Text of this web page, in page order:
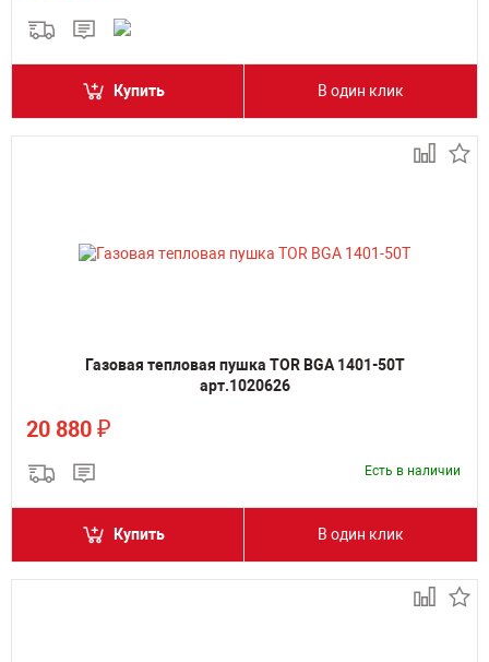
Купить В один клик
Газовая тепловая пушка TOR BGA 1401-50T
арт.1020626
20 880 ₽
Есть в наличии
Купить В один клик